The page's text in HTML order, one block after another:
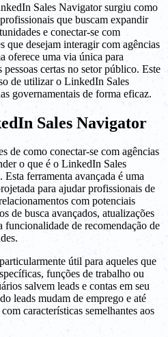
Sales Navigator surgiu como
que buscam expandir
e conectar-se com
que desejam interagir com agências
oferece uma via única para
certas no setor público. Este
de utilizar o LinkedIn Sales
governamentais de forma eficaz.
Sales Navigator
de como conectar-se com agências
o que é o LinkedIn Sales
ferramenta avançada é uma
para ajudar profissionais de
com potenciais
de busca avançados, atualizações
funcionalidade de recomendação de
útil para aqueles que
funções de trabalho ou
salvem leads e contas em seu
leads mudam de emprego e até
características semelhantes aos